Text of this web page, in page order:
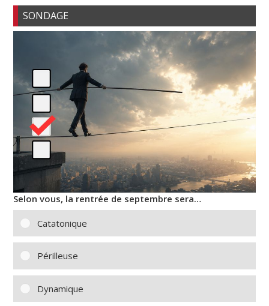
SONDAGE
Selon vous, la rentrée de septembre sera…
Catatonique
Périlleuse
Dynamique